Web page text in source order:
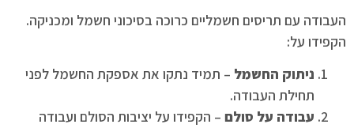
העבודה עם תריסים חשמליים כרוכה בסיכוני חשמל ומכניקה.
הקפידו על:
ניתוק החשמל – תמיד נתקו את אספקת החשמל לפני
תחילת העבודה.
עבודה על סולם – הקפידו על יציבות הסולם ועבודה